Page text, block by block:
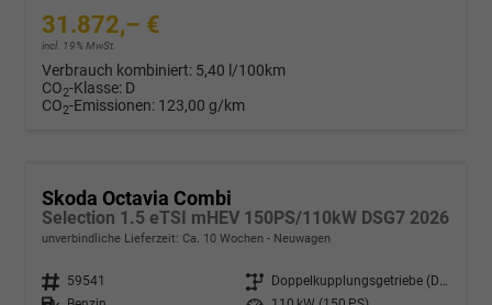
31.872,– €
incl. 19% MwSt.
Verbrauch kombiniert: 5,40 l/100km
CO2-Klasse: D
CO2-Emissionen: 123,00 g/km
Skoda Octavia Combi
Selection 1.5 eTSI mHEV 150PS/110kW DSG7 2026
unverbindliche Lieferzeit: Ca. 10 Wochen Neuwagen
Fahrzeugnr. 59541 Getriebe
Doppelkupplungsgetriebe (DSG)